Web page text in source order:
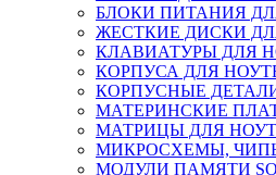
БЛОКИ ПИТАНИЯ
ЖЕСТКИЕ ДИСКИ
КЛАВИАТУРЫ ДЛЯ
КОРПУСА ДЛЯ
КОРПУСНЫЕ
МАТЕРИНСКИЕ
МАТРИЦЫ ДЛЯ
МИКРОСХЕМЫ,
МОДУЛИ ПАМЯТИ